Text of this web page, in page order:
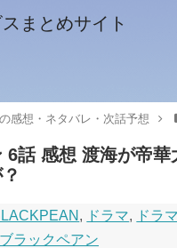
まとめサイト
感想・ネタバレ・次話予想
6話 感想 渡海が帝華
, ドラマ, ドラ
ブラックペアン